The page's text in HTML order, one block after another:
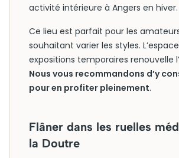
activité intérieure à Angers en hiver.
Ce lieu est parfait pour les
souhaitant varier les styles.
expositions temporaires renouvelle
Nous vous recommandons d’y
pour en profiter pleinement.
Flâner dans les ruelles
la Doutre